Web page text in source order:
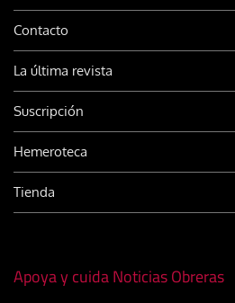
Contacto
La última revista
Suscripción
Hemeroteca
Tienda
Apoya y cuida Noticias Obreras